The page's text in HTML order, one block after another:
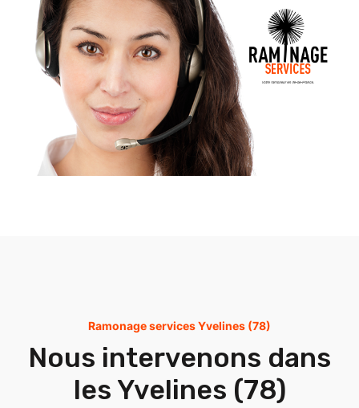
Ramonage services Yvelines (78)
Nous intervenons dans
les Yvelines (78)